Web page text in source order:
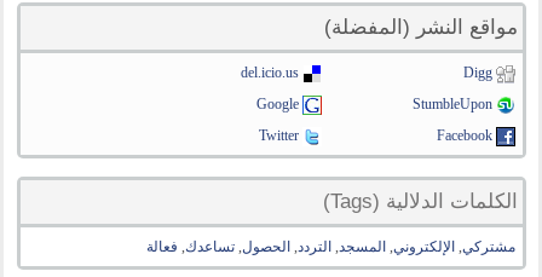
مواقع النشر (المفضلة)
Digg
del.icio.us
StumbleUpon
Google
Facebook
Twitter
الكلمات الدلالية (Tags)
مشتركي, الإلكتروني, المسجد, التردد, الحصول,تساعدك, فعالة